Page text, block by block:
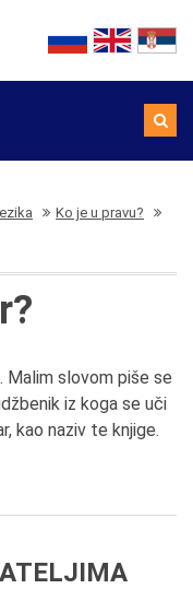
Ko je u pravu?
slovom piše se
iz koga se uči
kao naziv te knjige.